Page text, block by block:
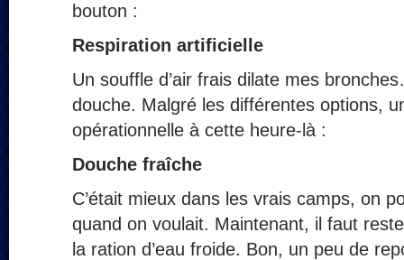
bouton :
Respiration artificielle
Un souffle d’air frais dilate mes
douche. Malgré les différentes options,
opérationnelle à cette heure‑là :
Douche fraîche
C’était mieux dans les vrais camps, on
quand on voulait. Maintenant, il faut
la ration d’eau froide. Bon, un peu de